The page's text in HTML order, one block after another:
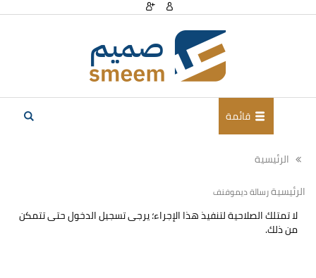
قائمة
الرئيسية
الرئيسيةرسالة ديموفنف
لا تمتلك الصلاحية لتنفيذ هذا الإجراء؛ يرجى تسجيل الدخول حتى تتمكن
من ذلك.